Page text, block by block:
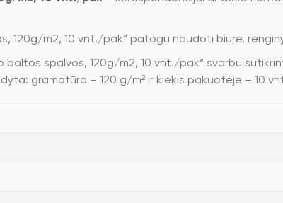
120g/m2, 10 vnt./pak“ patogu naudoti biure,
baltos spalvos, 120g/m2, 10 vnt./pak“ svarbu
gramatūra – 120 g/m² ir kiekis pakuotėje – 10